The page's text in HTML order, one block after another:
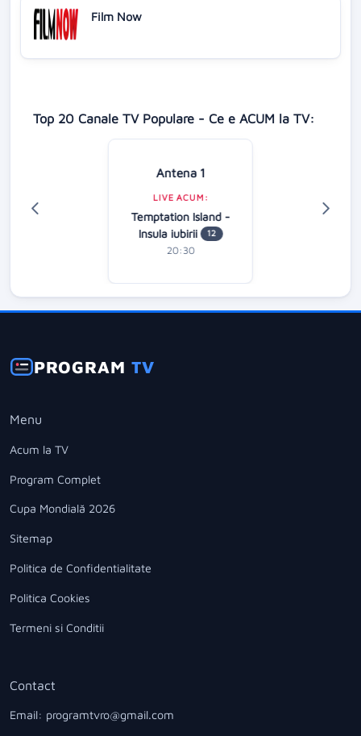
Film Now
Top 20 Canale TV Populare - Ce e ACUM la TV:
Antena 1
LIVE ACUM:
Temptation Island -
Insula iubirii
12
20:30
PROGRAMTV
Menu
Acum la TV
Program Complet
Cupa Mondială 2026
Sitemap
Politica de Confidentialitate
Politica Cookies
Termeni si Conditii
Contact
Email: programtvro@gmail.com